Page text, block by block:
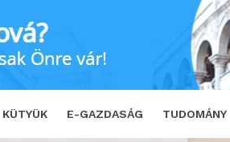
KÜTYÜK E-GAZDASÁG TUDOMÁNY
TWEET